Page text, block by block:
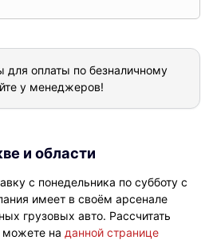
для оплаты по безналичному
у менеджеров!
и области
с понедельника по субботу с
имеет в своём арсенале
грузовых авто. Рассчитать
можете на данной странице